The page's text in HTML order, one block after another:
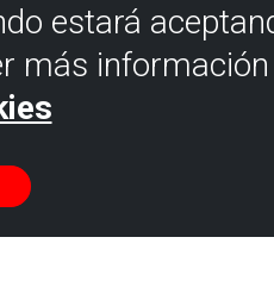
estará
más